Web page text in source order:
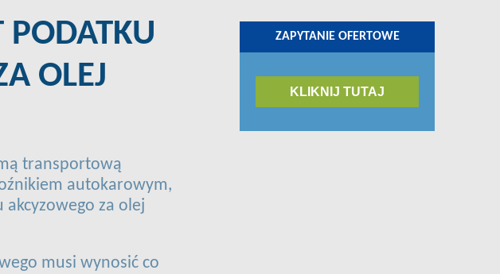
PODATKU
OLEJ
transportową
autokarowym,
za olej
musi wynosić co
ZAPYTANIE OFERTOWE
KLIKNIJ TUTAJ